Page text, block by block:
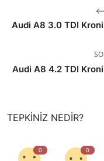
Audi A8 3.0 TDI
Audi A8 4.2 TDI
TEPKINIZ NEDIR?
0 0